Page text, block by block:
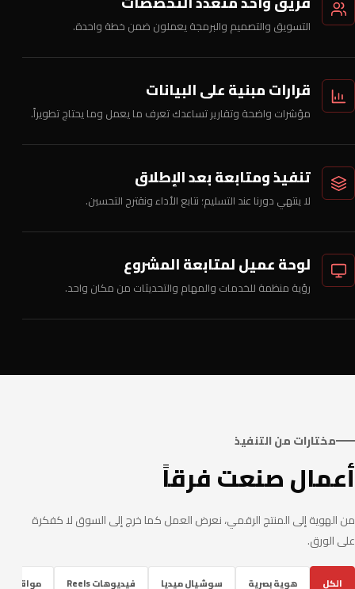
التسويق والتصميم والبرمجة يعملون ضمن خطة واحدة.
قرارات مبنية على البيانات
مؤشرات واضحة وتقارير تساعدك تعرف ما يعمل وما يحتاج تطويراً.
تنفيذ ومتابعة بعد الإطلاق
لا ينتهي دورنا عند التسليم؛ نتابع الأداء ونقترح التحسين.
لوحة عميل لمتابعة المشروع
رؤية منظمة للخدمات والمهام والتحديثات من مكان واحد.
مختارات من التنفيذ
أعمال صنعت فرقاً
من الهوية إلى المنتج الرقمي، نعرض العمل كما خرج إلى السوق لا كفكرة
على الورق.
الكل هوية بصرية سوشيال ميديا فيديوهات Reels مواقع